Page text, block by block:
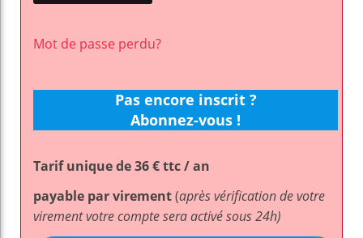
Mot de passe perdu?
Pas encore inscrit ?
Abonnez-vous !
Tarif unique de 36 € ttc / an
payable par virement(après vérification de votre
virement votre compte sera activé sous 24h)